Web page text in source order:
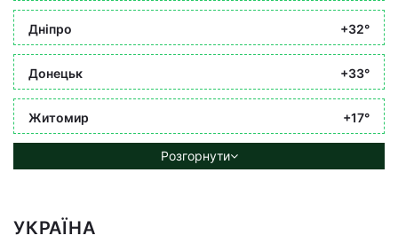
Дніпро +32°
Донецьк +33°
Житомир +17°
Розгорнути
УКРАЇНА